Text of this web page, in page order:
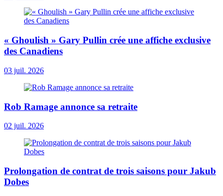
« Ghoulish » Gary Pullin crée une affiche exclusive
des Canadiens
03 juil. 2026
Rob Ramage annonce sa retraite
02 juil. 2026
Prolongation de contrat de trois saisons pour Jakub
Dobes